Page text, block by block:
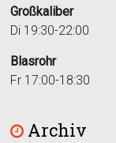
Großkaliber
Di 19:30-22:00
Blasrohr
Fr 17:00-18:30
Archiv